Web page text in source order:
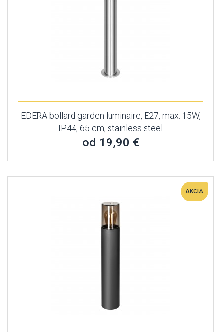
EDERA bollard garden luminaire, E27, max. 15W,
IP44, 65 cm, stainless steel
od 19,90 €
AKCIA